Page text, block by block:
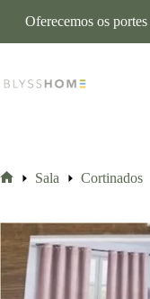
Oferecemos os
Sala Cortinados